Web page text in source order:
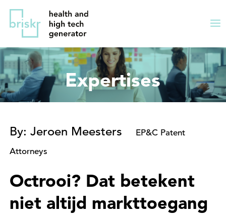
Overslaan
de
inhoud
gaan
Direct
naar
hoofdnavigatie
Expertises
By: Jeroen Meesters
EP&C Patent
Attorneys
Octrooi? Dat betekent
niet altijd markttoegang